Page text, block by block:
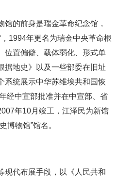
的前身是瑞金革命纪念馆，
1994年更名为瑞金中央革命根
位置偏僻、载体弱化、形式单
据地史》以及一些部委在旧址
系统展示中华苏维埃共和国恢
经中宣部批准并在中宣部、省
年10月竣工，江泽民为新馆
博物馆”馆名。
现代布展手段，以《人民共和